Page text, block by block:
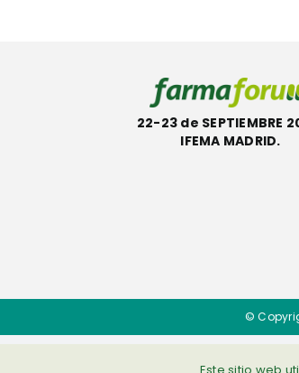
22-23 de SEPTIEMBRE
IFEMA MADRID.
©